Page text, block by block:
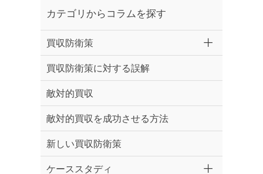
カテゴリからコラムを探す
買収防衛策
買収防衛策に対する誤解
敵対的買収
敵対的買収を成功させる方法
新しい買収防衛策
ケーススタディ